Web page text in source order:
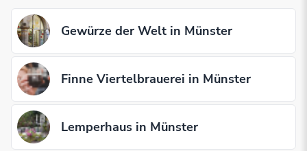
Gewürze der Welt in Münster
Finne Viertelbrauerei in Münster
Lemperhaus in Münster